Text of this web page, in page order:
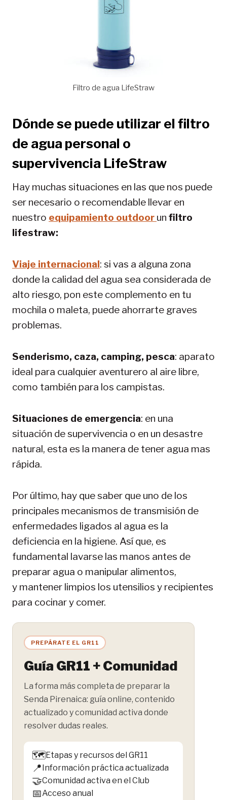
Filtro de agua LifeStraw
Dónde se puede utilizar el filtro
de agua personal o
supervivencia LifeStraw
Hay muchas situaciones en las que nos puede
ser necesario o recomendable llevar en
nuestro equipamiento outdoor un filtro
lifestraw:
Viaje internacional: si vas a alguna zona
donde la calidad del agua sea considerada de
alto riesgo, pon este complemento en tu
mochila o maleta, puede ahorrarte graves
problemas.
Senderismo, caza, camping, pesca: aparato
ideal para cualquier aventurero al aire libre,
como también para los campistas.
Situaciones de emergencia: en una
situación de supervivencia o en un desastre
natural, esta es la manera de tener agua mas
rápida.
Por último, hay que saber que uno de los
principales mecanismos de transmisión de
enfermedades ligados al agua es la
deficiencia en la higiene. Así que, es
fundamental lavarse las manos antes de
preparar agua o manipular alimentos,
y mantener limpios los utensilios y recipientes
para cocinar y comer.
PREPÁRATE EL GR11
Guía GR11 + Comunidad
La forma más completa de preparar la
Senda Pirenaica: guía online, contenido
actualizado y comunidad activa donde
resolver dudas reales.
🗺️Etapas y recursos del GR11
📍Información práctica actualizada
🤝Comunidad activa en el Club
📅Acceso anual